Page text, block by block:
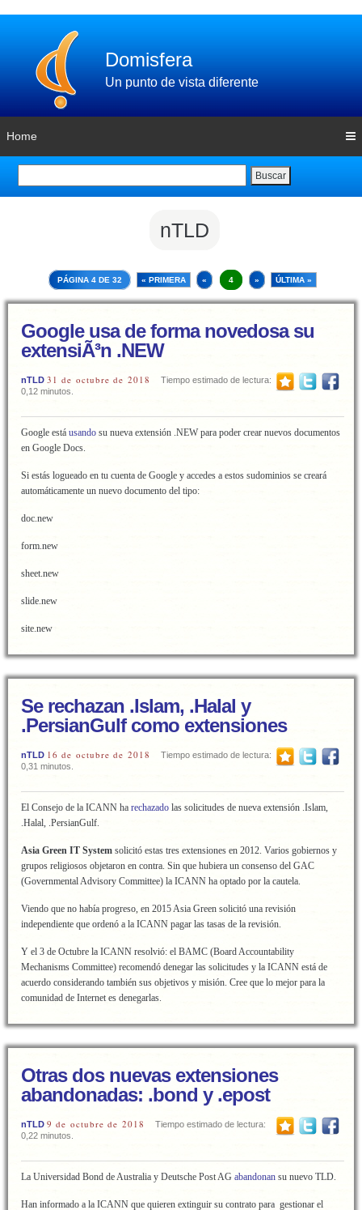
Domisfera
Un punto de vista diferente
Home
Buscar
nTLD
PÁGINA 4 DE 32 « PRIMERA « 4 » ÚLTIMA »
Google usa de forma novedosa su
extensiÃ³n .NEW
nTLD 31 de octubre de 2018
Tiempo estimado de lectura:
0,12 minutos.
Google está usando su nueva extensión .NEW para poder crear nuevos documentos
en Google Docs.
Si estás logueado en tu cuenta de Google y accedes a estos sudominios se creará
automáticamente un nuevo documento del tipo:
doc.new
form.new
sheet.new
slide.new
site.new
Se rechazan .Islam, .Halal y
.PersianGulf como extensiones
nTLD 16 de octubre de 2018
Tiempo estimado de lectura:
0,31 minutos.
El Consejo de la ICANN ha rechazado las solicitudes de nueva extensión .Islam,
.Halal, .PersianGulf.
Asia Green IT System solicitó estas tres extensiones en 2012. Varios gobiernos y
grupos religiosos objetaron en contra. Sin que hubiera un consenso del GAC
(Governmental Advisory Committee) la ICANN ha optado por la cautela.
Viendo que no había progreso, en 2015 Asia Green solicitó una revisión
independiente que ordenó a la ICANN pagar las tasas de la revisión.
Y el 3 de Octubre la ICANN resolvió: el BAMC (Board Accountability
Mechanisms Committee) recomendó denegar las solicitudes y la ICANN está de
acuerdo considerando también sus objetivos y misión. Cree que lo mejor para la
comunidad de Internet es denegarlas.
Otras dos nuevas extensiones
abandonadas: .bond y .epost
nTLD 9 de octubre de 2018
Tiempo estimado de lectura:
0,22 minutos.
La Universidad Bond de Australia y Deutsche Post AG abandonan su nuevo TLD.
Han informado a la ICANN que quieren extinguir su contrato para gestionar el